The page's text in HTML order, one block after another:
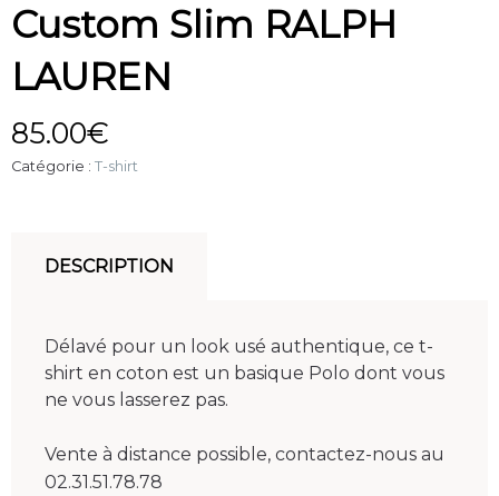
Custom Slim RALPH
LAUREN
85.00€
Catégorie : T-shirt
DESCRIPTION
Délavé pour un look usé authentique, ce t-
shirt en coton est un basique Polo dont vous
ne vous lasserez pas.
Vente à distance possible, contactez-nous au
02.31.51.78.78